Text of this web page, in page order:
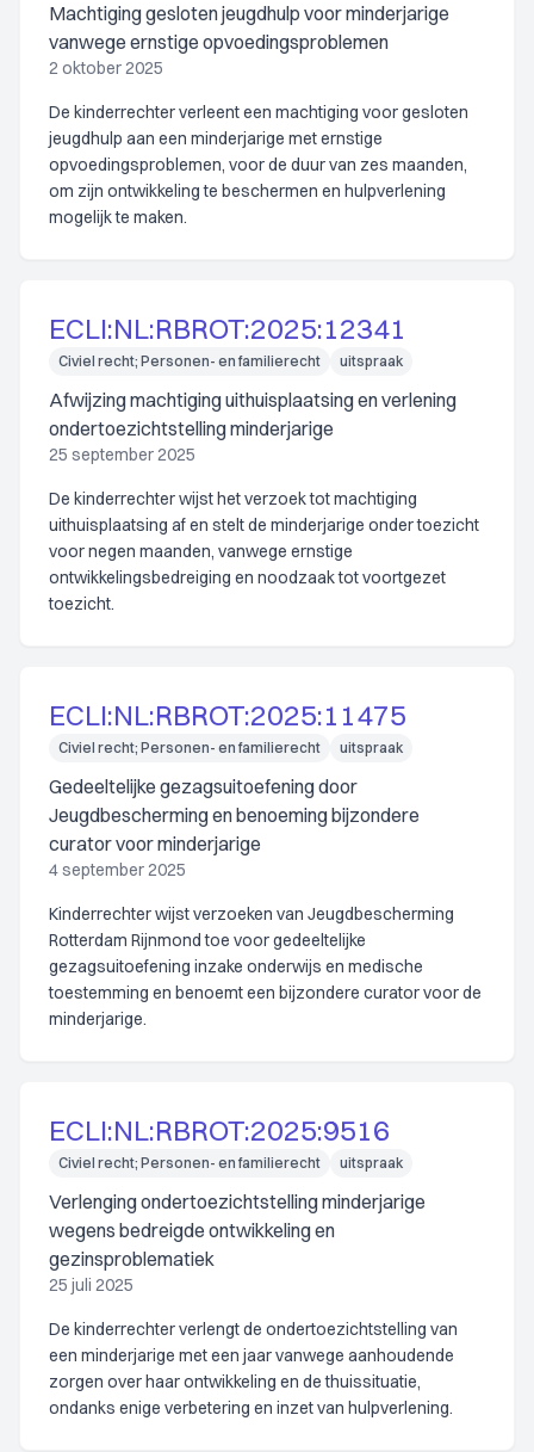
Machtiging gesloten jeugdhulp voor minderjarige
vanwege ernstige opvoedingsproblemen
2 oktober 2025
De kinderrechter verleent een machtiging voor gesloten
jeugdhulp aan een minderjarige met ernstige
opvoedingsproblemen, voor de duur van zes maanden,
om zijn ontwikkeling te beschermen en hulpverlening
mogelijk te maken.
ECLI:NL:RBROT:2025:12341
Civiel recht; Personen- en familierecht uitspraak
Afwijzing machtiging uithuisplaatsing en verlening
ondertoezichtstelling minderjarige
25 september 2025
De kinderrechter wijst het verzoek tot machtiging
uithuisplaatsing af en stelt de minderjarige onder toezicht
voor negen maanden, vanwege ernstige
ontwikkelingsbedreiging en noodzaak tot voortgezet
toezicht.
ECLI:NL:RBROT:2025:11475
Civiel recht; Personen- en familierecht uitspraak
Gedeeltelijke gezagsuitoefening door
Jeugdbescherming en benoeming bijzondere
curator voor minderjarige
4 september 2025
Kinderrechter wijst verzoeken van Jeugdbescherming
Rotterdam Rijnmond toe voor gedeeltelijke
gezagsuitoefening inzake onderwijs en medische
toestemming en benoemt een bijzondere curator voor de
minderjarige.
ECLI:NL:RBROT:2025:9516
Civiel recht; Personen- en familierecht uitspraak
Verlenging ondertoezichtstelling minderjarige
wegens bedreigde ontwikkeling en
gezinsproblematiek
25 juli 2025
De kinderrechter verlengt de ondertoezichtstelling van
een minderjarige met een jaar vanwege aanhoudende
zorgen over haar ontwikkeling en de thuissituatie,
ondanks enige verbetering en inzet van hulpverlening.